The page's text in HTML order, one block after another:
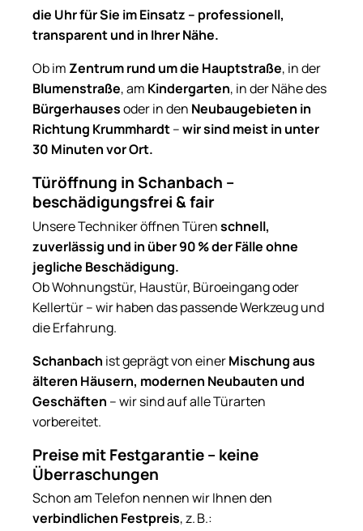
die Uhr für Sie im Einsatz – professionell,
transparent und in Ihrer Nähe.
Ob im Zentrum rund um die Hauptstraße, in der
Blumenstraße, am Kindergarten, in der Nähe des
Bürgerhausesoder in den Neubaugebieten in
Richtung Krummhardt–wir sind meist in unter
30 Minuten vor Ort.
Türöffnung in Schanbach –
beschädigungsfrei & fair
Unsere Techniker öffnen Türenschnell,
zuverlässig und in über 90 % der Fälle ohne
jegliche Beschädigung.
Ob Wohnungstür, Haustür, Büroeingang oder
Kellertür – wir haben das passende Werkzeug und
die Erfahrung.
Schanbach ist geprägt von einerMischung aus
älteren Häusern, modernen Neubauten und
Geschäften – wir sind auf alle Türarten
vorbereitet.
Preise mit Festgarantie – keine
Überraschungen
Schon am Telefon nennen wir Ihnen den
verbindlichen Festpreis, z. B.: